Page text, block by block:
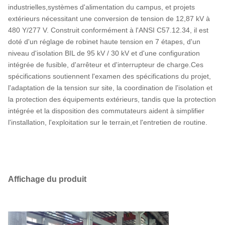
industrielles,systèmes d'alimentation du campus, et projets
extérieurs nécessitant une conversion de tension de 12,87 kV à
480 Y/277 V. Construit conformément à l'ANSI C57.12.34, il est
doté d'un réglage de robinet haute tension en 7 étapes, d'un
niveau d'isolation BIL de 95 kV / 30 kV et d'une configuration
intégrée de fusible, d'arrêteur et d'interrupteur de charge.Ces
spécifications soutiennent l'examen des spécifications du projet,
l'adaptation de la tension sur site, la coordination de l'isolation et
la protection des équipements extérieurs, tandis que la protection
intégrée et la disposition des commutateurs aident à simplifier
l'installation, l'exploitation sur le terrain,et l'entretien de routine.
Affichage du produit